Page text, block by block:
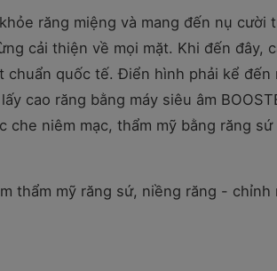
răng miệng và mang đến nụ cười
cải thiện về mọi mặt. Khi đến đây,
quốc tế. Điển hình phải kể đến
cao răng bằng máy siêu âm
che niêm mạc, thẩm mỹ bằng răng sứ
thẩm mỹ răng sứ, niềng răng - chỉnh